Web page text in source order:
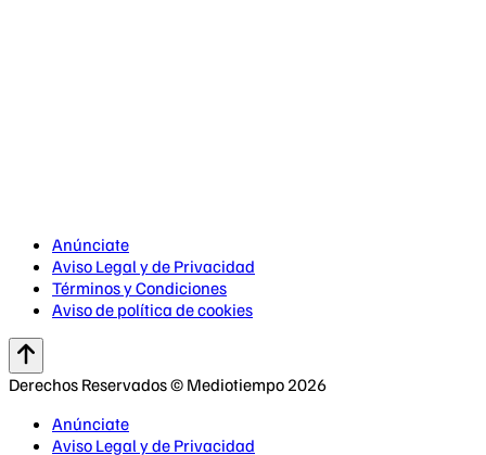
Anúnciate
Aviso Legal y de Privacidad
Términos y Condiciones
Aviso de política de cookies
Derechos Reservados © Mediotiempo 2026
Anúnciate
Aviso Legal y de Privacidad